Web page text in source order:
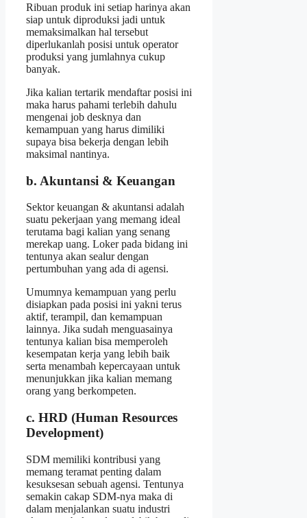
Ribuan produk ini setiap harinya akan
siap untuk diproduksi jadi untuk
memaksimalkan hal tersebut
diperlukanlah posisi untuk operator
produksi yang jumlahnya cukup
banyak.
Jika kalian tertarik mendaftar posisi ini
maka harus pahami terlebih dahulu
mengenai job desknya dan
kemampuan yang harus dimiliki
supaya bisa bekerja dengan lebih
maksimal nantinya.
b. Akuntansi & Keuangan
Sektor keuangan & akuntansi adalah
suatu pekerjaan yang memang ideal
terutama bagi kalian yang senang
merekap uang. Loker pada bidang ini
tentunya akan sealur dengan
pertumbuhan yang ada di agensi.
Umumnya kemampuan yang perlu
disiapkan pada posisi ini yakni terus
aktif, terampil, dan kemampuan
lainnya. Jika sudah menguasainya
tentunya kalian bisa memperoleh
kesempatan kerja yang lebih baik
serta menambah kepercayaan untuk
menunjukkan jika kalian memang
orang yang berkompeten.
c. HRD (Human Resources
Development)
SDM memiliki kontribusi yang
memang teramat penting dalam
kesuksesan sebuah agensi. Tentunya
semakin cakap SDM-nya maka di
dalam menjalankan suatu industri